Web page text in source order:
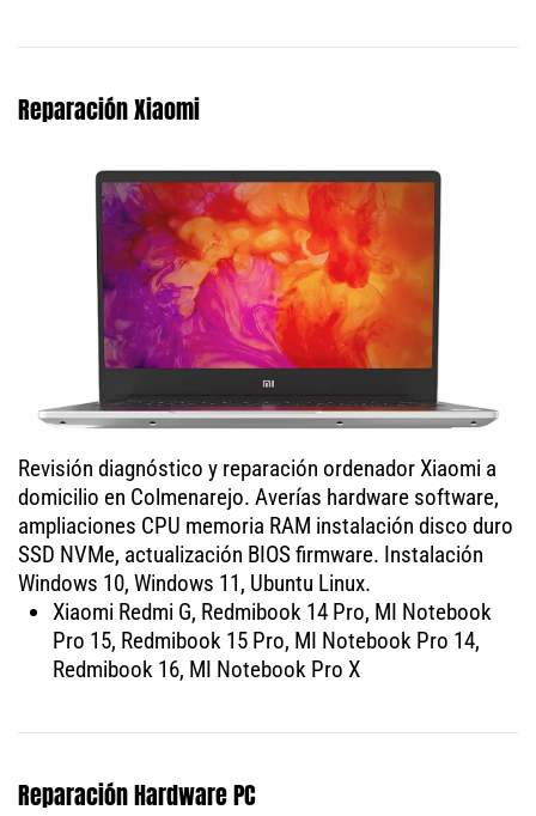
Reparación Xiaomi
Revisión diagnóstico y reparación ordenador Xiaomi a
domicilio en Colmenarejo. Averías hardware software,
ampliaciones CPU memoria RAM instalación disco duro
SSD NVMe, actualización BIOS firmware. Instalación
Windows 10, Windows 11, Ubuntu Linux.
Xiaomi Redmi G, Redmibook 14 Pro, MI Notebook
Pro 15, Redmibook 15 Pro, MI Notebook Pro 14,
Redmibook 16, MI Notebook Pro X
Reparación Hardware PC